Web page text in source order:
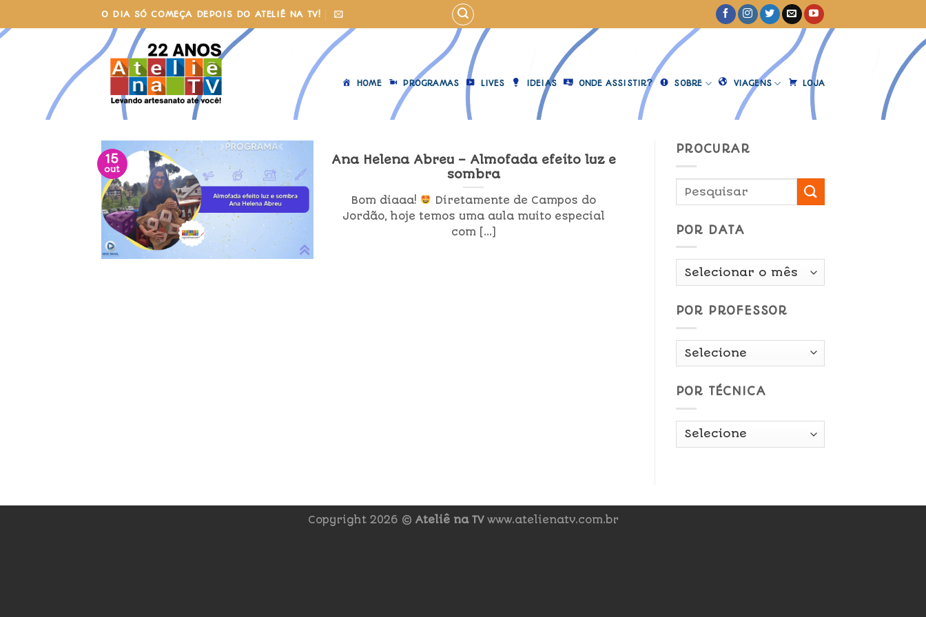
to
content
O DIA SÓ COMEÇA DEPOIS DO ATELIÊ NA TV!
HOME PROGRAMAS LIVES IDEIAS ONDE ASSISTIR? SOBRE VIAGENS LOJA
Ana Helena Abreu – Almofada efeito luz e
sombra
Bom diaaa!
Diretamente de Campos do
Jordão, hoje temos uma aula muito especial
com [...]
15
out
PROCURAR
POR DATA
Por
POR PROFESSOR
POR TÉCNICA
Copyright 2026 © Ateliê na TVwww.atelienatv.com.br